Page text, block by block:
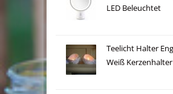
LED Beleuchtet
Teelicht Halter
Weiß Kerzenhalter